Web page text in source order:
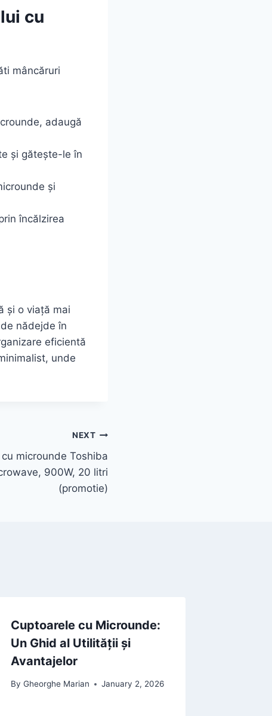
cu
mâncăruri
adaugă
și gătește-le în
și
încălzirea
și o viață mai
nădejde în
eficientă
unde
NEXT
microunde Toshiba
900W, 20 litri
(promotie)
Cuptoarele cu Microunde:
Un Ghid al Utilității și
Avantajelor
By Gheorghe Marian January 2, 2026